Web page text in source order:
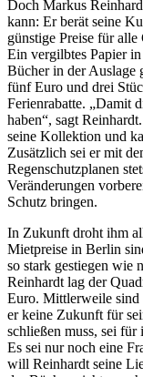
Doch Markus
kann: Er berät seine
günstige Preise für
Ein vergilbtes Papier
Bücher in der Auslage
fünf Euro und drei
Ferienrabatte. „Damit
haben“, sagt
seine Kollektion und
Zusätzlich sei er mit
Regenschutzplanen
Veränderungen
Schutz bringen.
In Zukunft droht ihm
Mietpreise in Berlin
so stark gestiegen wie
Reinhardt lag der
Euro. Mittlerweile sind
er keine Zukunft für
schließen muss, sei
Es sei nur noch eine
will Reinhardt seine